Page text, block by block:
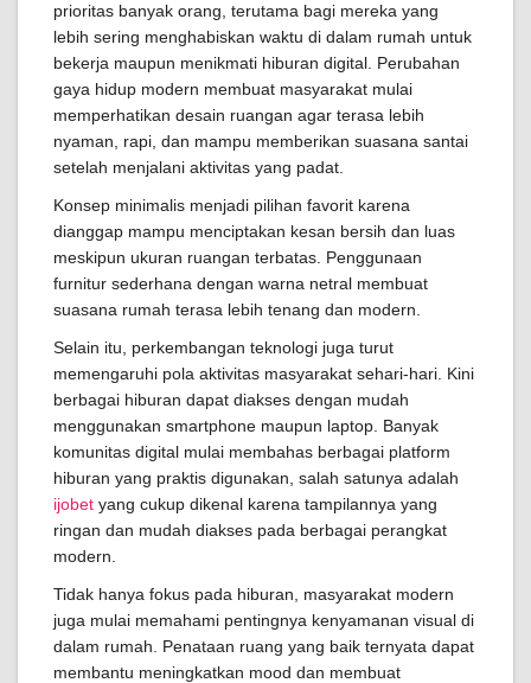
prioritas banyak orang, terutama bagi mereka yang
lebih sering menghabiskan waktu di dalam rumah untuk
bekerja maupun menikmati hiburan digital. Perubahan
gaya hidup modern membuat masyarakat mulai
memperhatikan desain ruangan agar terasa lebih
nyaman, rapi, dan mampu memberikan suasana santai
setelah menjalani aktivitas yang padat.
Konsep minimalis menjadi pilihan favorit karena
dianggap mampu menciptakan kesan bersih dan luas
meskipun ukuran ruangan terbatas. Penggunaan
furnitur sederhana dengan warna netral membuat
suasana rumah terasa lebih tenang dan modern.
Selain itu, perkembangan teknologi juga turut
memengaruhi pola aktivitas masyarakat sehari-hari. Kini
berbagai hiburan dapat diakses dengan mudah
menggunakan smartphone maupun laptop. Banyak
komunitas digital mulai membahas berbagai platform
hiburan yang praktis digunakan, salah satunya adalah
ijobet yang cukup dikenal karena tampilannya yang
ringan dan mudah diakses pada berbagai perangkat
modern.
Tidak hanya fokus pada hiburan, masyarakat modern
juga mulai memahami pentingnya kenyamanan visual di
dalam rumah. Penataan ruang yang baik ternyata dapat
membantu meningkatkan mood dan membuat